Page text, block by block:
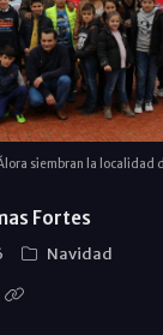
siembran la localidad
Fortes
Navidad